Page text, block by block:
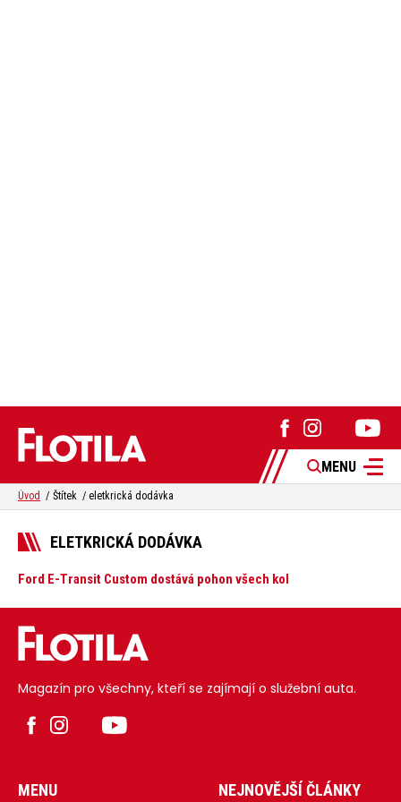
MENU
Úvod Štítek eletkrická dodávka
ELETKRICKÁ DODÁVKA
Ford E-Transit Custom dostává pohon všech kol
Magazín pro všechny, kteří se zajímají o služební auta.
MENU NEJNOVĚJŠÍ ČLÁNKY